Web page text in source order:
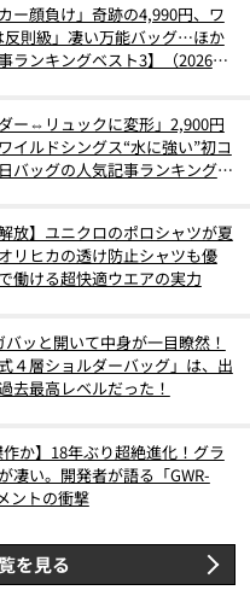
ー顔負け」奇跡の4,990円、ワ
反則級」凄い万能バッグ…ほか
ランキングベスト3】（2026年
ー⇔リュックに変形」2,900円
イルドシングス“水に強い”初コ
バッグの人気記事ランキングベ
放】ユニクロのポロシャツが夏
リヒカの透け防止シャツも優
働ける超快適ウエアの実力
バッと開いて中身が一目瞭然！
４層ショルダーバッグ」は、出
去最高レベルだった！
作か】18年ぶり超絶進化！グラ
凄い。開発者が語る「GWR-
ントの衝撃
を見る